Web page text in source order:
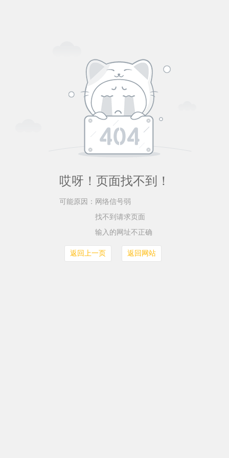
哎呀！页面找不到！
可能原因： 网络信号弱
找不到请求页面
输入的网址不正确
返回上一页 返回网站